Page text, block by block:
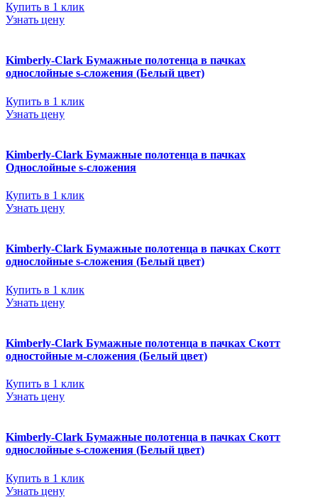
Купить в 1 клик
Узнать цену
Kimberly-Clark Бумажные полотенца в пачках
однослойные s-сложения (Белый цвет)
Купить в 1 клик
Узнать цену
Kimberly-Clark Бумажные полотенца в пачках
Однослойные s-сложения
Купить в 1 клик
Узнать цену
Kimberly-Clark Бумажные полотенца в пачках Скотт
однослойные s-сложения (Белый цвет)
Купить в 1 клик
Узнать цену
Kimberly-Clark Бумажные полотенца в пачках Скотт
одностойные м-сложения (Белый цвет)
Купить в 1 клик
Узнать цену
Kimberly-Clark Бумажные полотенца в пачках Скотт
однослойные s-сложения (Белый цвет)
Купить в 1 клик
Узнать цену